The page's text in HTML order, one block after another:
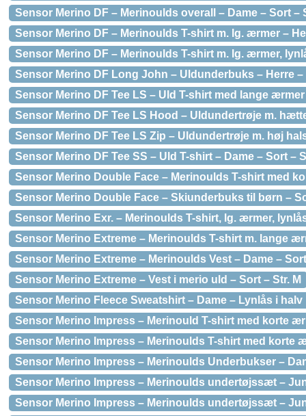
Sensor Merino DF – Merinoulds overall – Dame – Sort –
Sensor Merino DF – Merinoulds T-shirt m. lg. ærmer –
Sensor Merino DF – Merinoulds T-shirt m. lg. ærmer,
Sensor Merino DF Long John – Uldunderbuks – Herre –
Sensor Merino DF Tee LS – Uld T-shirt med lange
Sensor Merino DF Tee LS Hood – Uldundertrøje m.
Sensor Merino DF Tee LS Zip – Uldundertrøje m. høj
Sensor Merino DF Tee SS – Uld T-shirt – Dame – Sort –
Sensor Merino Double Face – Merinoulds T-shirt med
Sensor Merino Double Face – Skiunderbuks til børn –
Sensor Merino Exr. – Merinoulds T-shirt, lg. ærmer,
Sensor Merino Extreme – Merinoulds T-shirt m. lange
Sensor Merino Extreme – Merinoulds Vest – Dame –
Sensor Merino Extreme – Vest i merio uld – Sort – Str. M
Sensor Merino Fleece Sweatshirt – Dame – Lynlås i
Sensor Merino Impress – Merinould T-shirt med korte
Sensor Merino Impress – Merinoulds T-shirt med korte
Sensor Merino Impress – Merinoulds Underbukser –
Sensor Merino Impress – Merinoulds undertøjssæt –
Sensor Merino Impress – Merinoulds undertøjssæt –